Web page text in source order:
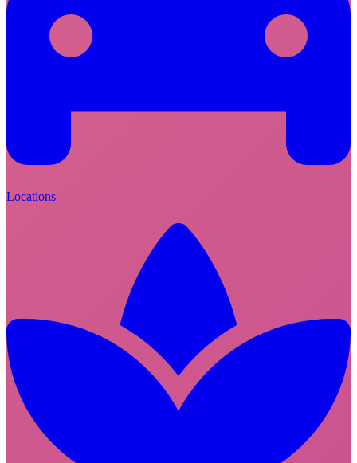
Locations